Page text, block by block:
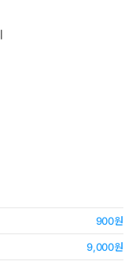
900원
9,000원